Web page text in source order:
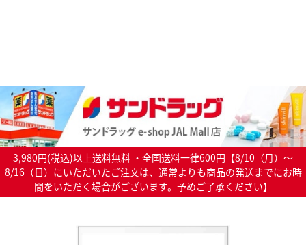
3,980円(税込)以上送料無料 ・全国送料一律600円【8/10（月）～
8/16（日）にいただいたご注文は、通常よりも商品の発送までにお時
間をいただく場合がございます。予めご了承ください】